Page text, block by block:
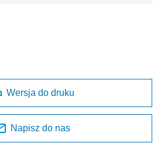
Wersja do druku
Napisz do nas